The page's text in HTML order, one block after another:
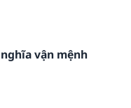
vận mệnh